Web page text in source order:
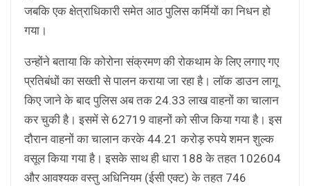
जबकि एक क्षेत्राधिकारी समेत आठ पुलिस कर्मियों का निधन हो
गया।
उन्होंने बताया कि कोरोना संक्रमण की रोकथाम के लिए लगाए गए
प्रतिबंधों का सख्ती से पालन कराया जा रहा है। लॉक डाउन लागू
किए जाने के बाद पुलिस अब तक 24.33 लाख वाहनों का चालान
कर चुकी है। इसमें से 62719 वाहनों को सीज किया गया है। इस
दौरान वाहनों का चालान करके 44.21 करोड़ रुपये शमन शुल्क
वसूल किया गया है। इसके साथ ही धारा 188 के तहत 102604
और आवश्यक वस्तु अधिनियम (ईसी एक्ट) के तहत 746